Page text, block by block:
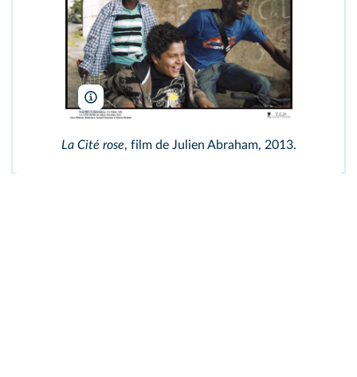
S. Deerenberg - Ex Nihilo/DR/TCD
La Cité rose, film de Julien Abraham, 2013.